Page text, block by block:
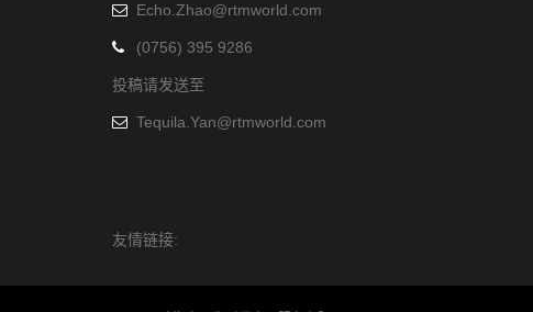
Echo.Zhao@rtmworld.com
(0756) 395 9286
投稿请发送至
Tequila.Yan@rtmworld.com
友情链接: